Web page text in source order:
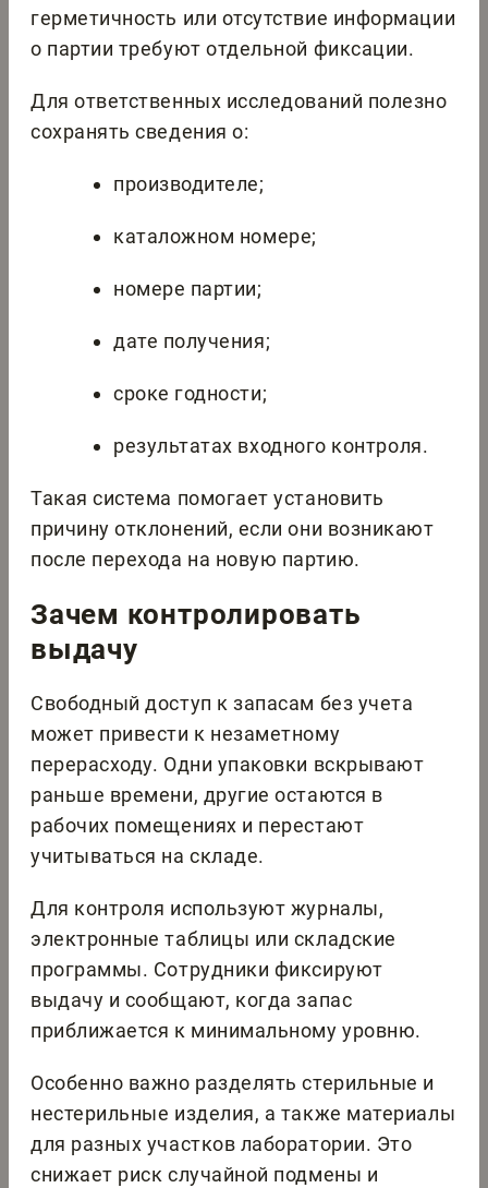
герметичность или отсутствие информации
о партии требуют отдельной фиксации.
Для ответственных исследований полезно
сохранять сведения о:
производителе;
каталожном номере;
номере партии;
дате получения;
сроке годности;
результатах входного контроля.
Такая система помогает установить
причину отклонений, если они возникают
после перехода на новую партию.
Зачем контролировать
выдачу
Свободный доступ к запасам без учета
может привести к незаметному
перерасходу. Одни упаковки вскрывают
раньше времени, другие остаются в
рабочих помещениях и перестают
учитываться на складе.
Для контроля используют журналы,
электронные таблицы или складские
программы. Сотрудники фиксируют
выдачу и сообщают, когда запас
приближается к минимальному уровню.
Особенно важно разделять стерильные и
нестерильные изделия, а также материалы
для разных участков лаборатории. Это
снижает риск случайной подмены и